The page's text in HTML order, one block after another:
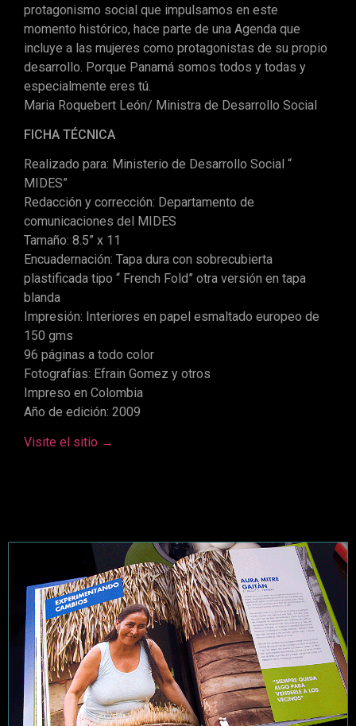
protagonismo social que impulsamos en este
momento histórico, hace parte de una Agenda que
incluye a las mujeres como protagonistas de su propio
desarrollo. Porque Panamá somos todos y todas y
especialmente eres tú.
Maria Roquebert León/ Ministra de Desarrollo Social
FICHA TÉCNICA
Realizado para: Ministerio de Desarrollo Social “
MIDES”
Redacción y corrección: Departamento de
comunicaciones del MIDES
Tamaño: 8.5” x 11
Encuadernación: Tapa dura con sobrecubierta
plastificada tipo “ French Fold” otra versión en tapa
blanda
Impresión: Interiores en papel esmaltado europeo de
150 gms
96 páginas a todo color
Fotografías: Efrain Gomez y otros
Impreso en Colombia
Año de edición: 2009
Visite el sitio →